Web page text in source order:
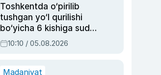
Toshkentda o‘pirilib
tushgan yo‘l qurilishi
bo‘yicha 6 kishiga sud
hukmi o‘qildi
10:10 / 05.08.2026
Madaniyat